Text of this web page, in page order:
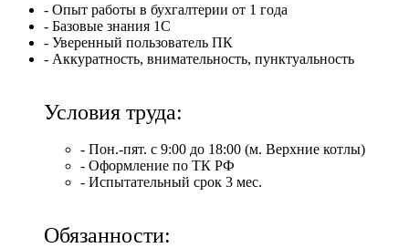
- Опыт работы в бухгалтерии от 1 года
- Базовые знания 1С
- Уверенный пользователь ПК
- Аккуратность, внимательность, пунктуальность
Условия труда:
- Пон.-пят. с 9:00 до 18:00 (м. Верхние котлы)
- Оформление по ТК РФ
- Испытательный срок 3 мес.
Обязанности: